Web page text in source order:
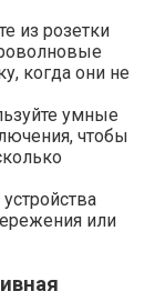
из розетки
когда они не
умные
чтобы
или